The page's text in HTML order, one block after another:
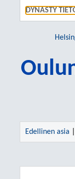
DYNASTY
Edellinen asia